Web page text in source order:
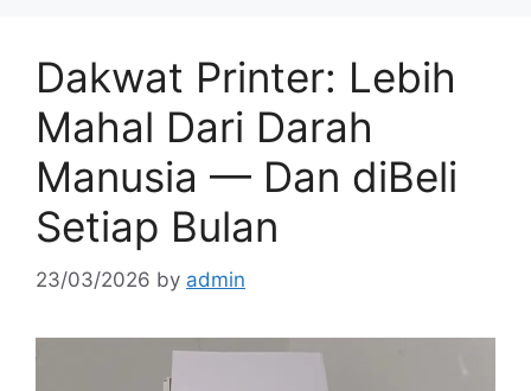
Dakwat Printer: Lebih
Mahal Dari Darah
Manusia — Dan diBeli
Setiap Bulan
23/03/2026 by admin